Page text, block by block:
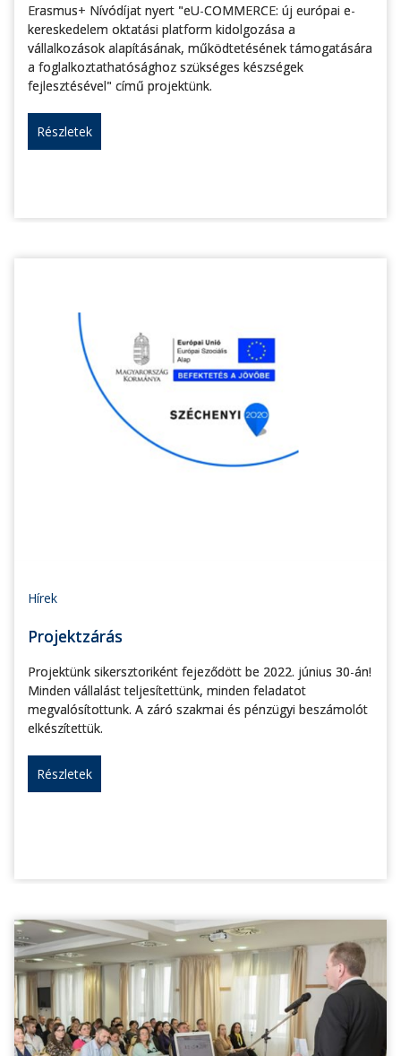
Erasmus+ Nívódíjat nyert "eU-COMMERCE: új európai e-
kereskedelem oktatási platform kidolgozása a
vállalkozások alapításának, működtetésének támogatására
a foglalkoztathatósághoz szükséges készségek
fejlesztésével" című projektünk.
Részletek
Hírek
Projektzárás
Projektünk sikersztoriként fejeződött be 2022. június 30-án!
Minden vállalást teljesítettünk, minden feladatot
megvalósítottunk. A záró szakmai és pénzügyi beszámolót
elkészítettük.
Részletek